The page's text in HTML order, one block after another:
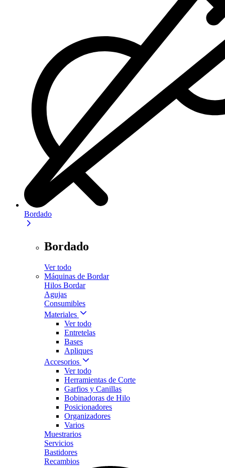
Bordado
Bordado
Ver todo
Máquinas de Bordar
Hilos Bordar
Agujas
Consumibles
Materiales
Ver todo
Entretelas
Bases
Apliques
Accesorios
Ver todo
Herramientas de Corte
Garfios y Canillas
Bobinadoras de Hilo
Posicionadores
Organizadores
Varios
Muestrarios
Servicios
Bastidores
Recambios